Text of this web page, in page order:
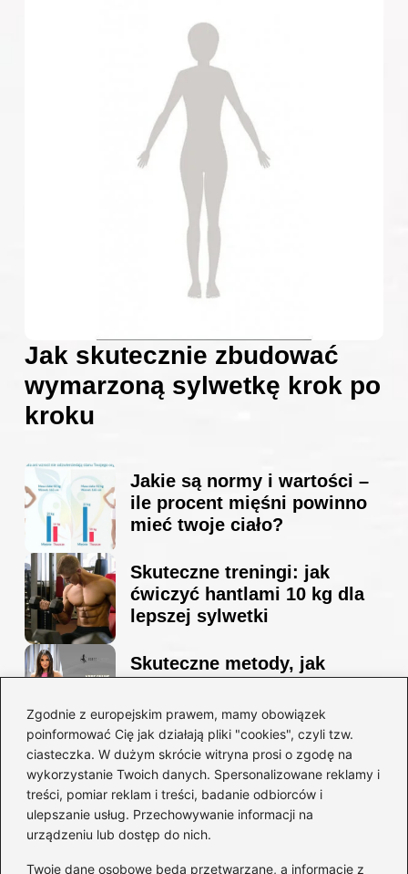
Zgodnie z europejskim prawem, mamy obowiązek
poinformować Cię jak działają pliki "cookies", czyli tzw.
ciasteczka. W dużym skrócie witryna prosi o zgodę na
wykorzystanie Twoich danych. Spersonalizowane reklamy i
treści, pomiar reklam i treści, badanie odbiorców i
ulepszanie usług. Przechowywanie informacji na
urządzeniu lub dostęp do nich.
Twoje dane osobowe będą przetwarzane, a informacje z
Jak skutecznie zbudować
wymarzoną sylwetkę krok po
kroku
Jakie są normy i wartości –
ile procent mięśni powinno
mieć twoje ciało?
Skuteczne treningi: jak
ćwiczyć hantlami 10 kg dla
lepszej sylwetki
Skuteczne metody, jak
schudnąć i wyrzeźbić
sylwetkę w zaledwie 90 dni
Idealny garnitur: jak dobrać
go do swojej sylwetki?
Kategorie